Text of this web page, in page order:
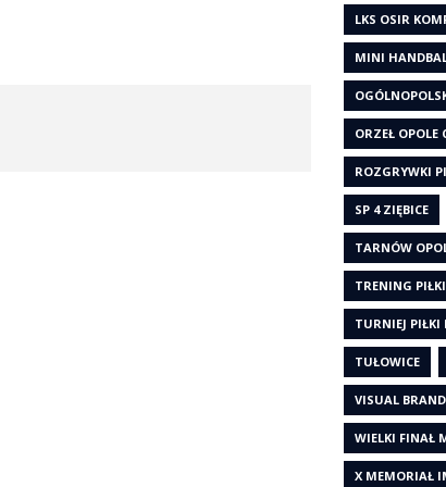
LKS OSIR
MINI
ORZEŁ OPOLE
ROZGRYWKI
SP 4 ZIĘBICE
TARNÓW
TRENING PIŁKI
TURNIEJ PIŁKI
TUŁOWICE
VISUAL
WIELKI FINAŁ
X MEMORIAŁ